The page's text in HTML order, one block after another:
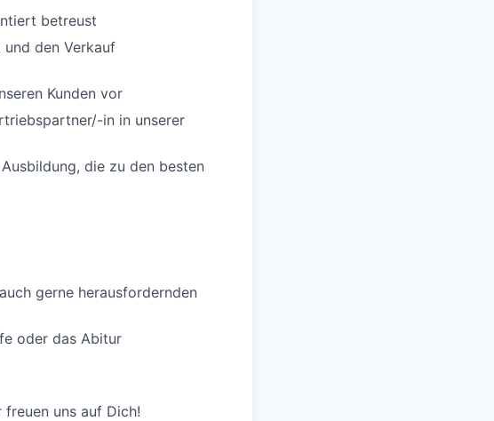
betreust
den Verkauf
Kunden vor
in in unserer
die zu den besten
gerne herausfordernden
oder das Abitur
uns auf Dich!